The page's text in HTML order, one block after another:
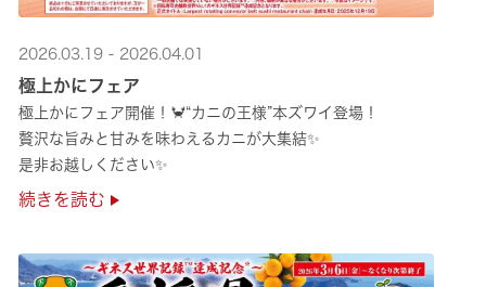
2026.03.19 - 2026.04.01
極上かにフェア
極上かにフェア開催！🦀“カニの王様”本ズワイ登場！
贅沢な旨みと甘みを味わえるカニが大集結✨
是非お越しください✨
続きを読む